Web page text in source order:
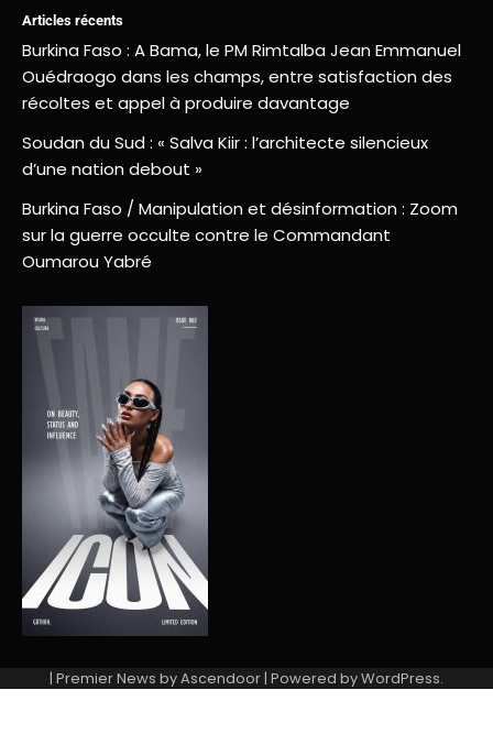
Articles récents
Burkina Faso : A Bama, le PM Rimtalba Jean Emmanuel
Ouédraogo dans les champs, entre satisfaction des
récoltes et appel à produire davantage
Soudan du Sud : « Salva Kiir : l’architecte silencieux
d’une nation debout »
Burkina Faso / Manipulation et désinformation : Zoom
sur la guerre occulte contre le Commandant
Oumarou Yabré
| Premier News byAscendoor | Powered byWordPress.